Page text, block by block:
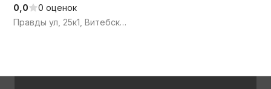
0,0
0 оценок
Правды ул, 25к1, Витебск, Витебская область